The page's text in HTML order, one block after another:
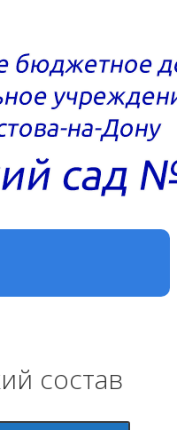
состав